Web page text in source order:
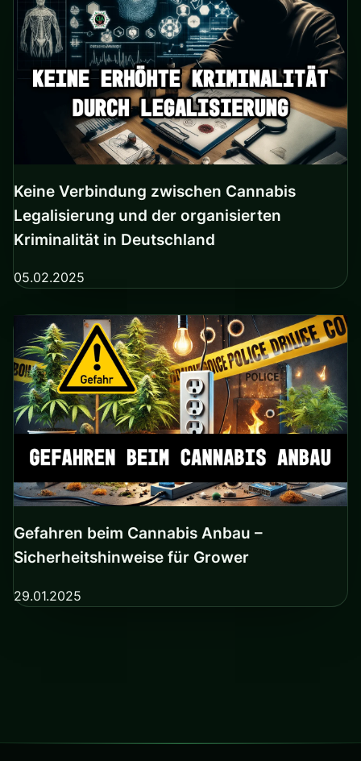
Keine Verbindung zwischen Cannabis
Legalisierung und der organisierten
Kriminalität in Deutschland
05.02.2025
Gefahren beim Cannabis Anbau –
Sicherheitshinweise für Grower
29.01.2025